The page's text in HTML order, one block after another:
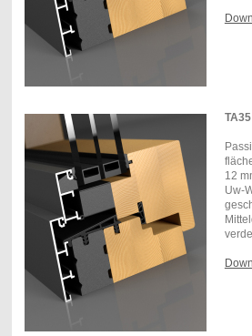
12
Uw-